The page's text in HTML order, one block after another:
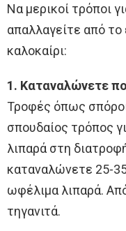
Να μερικοί τρόποι
απαλλαγείτε από
καλοκαίρι:
1. Καταναλώνετε
Τροφές όπως
σπουδαίος τρόπος
λιπαρά στη
καταναλώνετε 25-
ωφέλιμα λιπαρά.
τηγανιτά.